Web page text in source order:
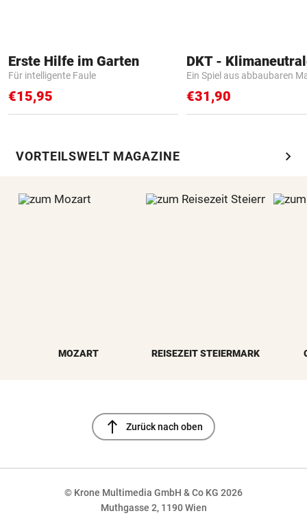
Erste Hilfe im Garten
Für intelligente Faule
€15,95
Ein Spiel aus abbaubaren
€31,90
VORTEILSWELT MAGAZINE chevron_right
MOZART REISEZEIT STEIERMARK
north Zurück nach oben
© Krone Multimedia GmbH & Co KG 2026
Muthgasse 2, 1190 Wien